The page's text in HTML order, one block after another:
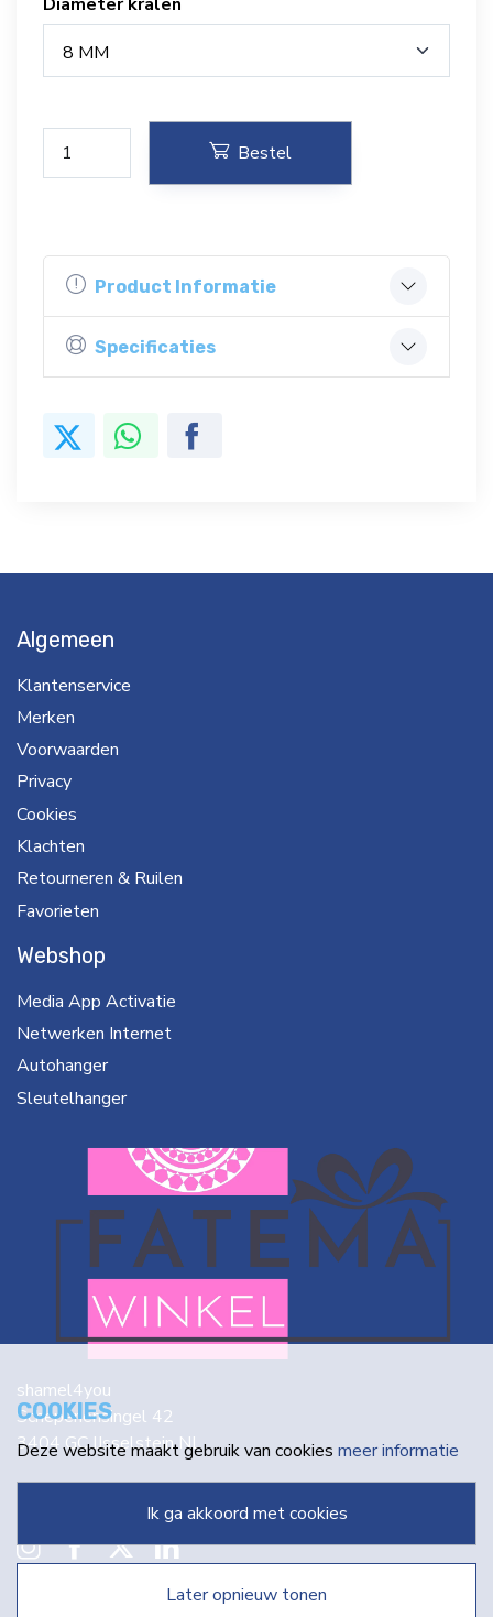
8 MM
Bestel
Product Informatie
Specificaties
shamel4you
Schepenensingel 42
3404 GC IJsselstein NL
Algemeen
Klantenservice
Merken
Voorwaarden
Privacy
Cookies
Klachten
Retourneren & Ruilen
Favorieten
Webshop
Media App Activatie
Netwerken Internet
Autohanger
Sleutelhanger
COOKIES
Deze website maakt gebruik van cookies meer informatie
ik ga akkoord met cookies
later opnieuw tonen